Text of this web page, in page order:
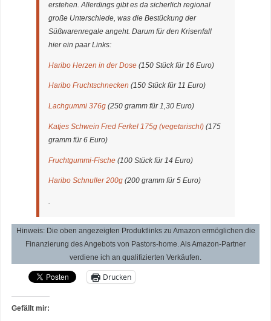
erstehen. Allerdings gibt es da sicherlich regional
große Unterschiede, was die Bestückung der
Süßwarenregale angeht. Darum für den Krisenfall
hier ein paar Links:
Haribo Herzen in der Dose(150 Stück für 16 Euro)
Haribo Fruchtschnecken (150 Stück für 11 Euro)
Lachgummi 376g(250 gramm für 1,30 Euro)
Katjes Schwein Fred Ferkel 175g (vegetarisch!)(175
gramm für 6 Euro)
Fruchtgummi-Fische(100 Stück für 14 Euro)
Haribo Schnuller 200g(200 gramm für 5 Euro)
Hinweis: Die oben angezeigten Produktlinks zu Amazon ermöglichen die
Finanzierung des Angebots von Pastors-home. Als Amazon-Partner
verdiene ich an qualifizierten Verkäufen.
Drucken
Gefällt mir: